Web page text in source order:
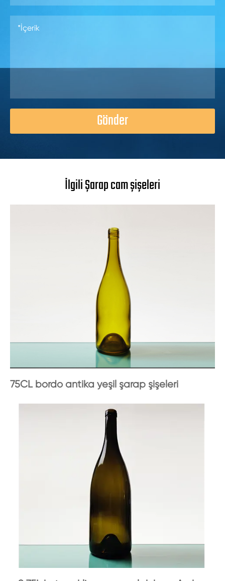
Gönder
İlgili Şarap cam şişeleri
75CL bordo antika yeşil şarap şişeleri